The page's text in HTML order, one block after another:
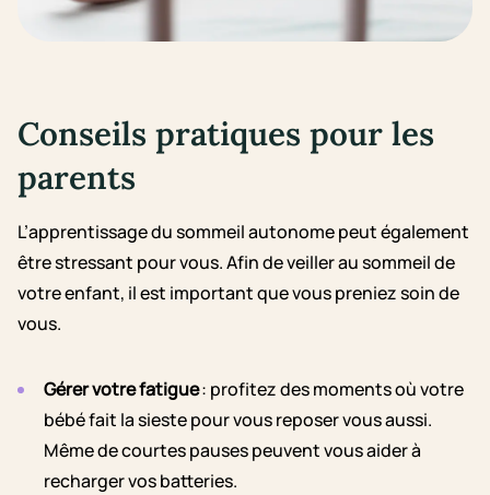
Conseils pratiques pour les
parents
L’apprentissage du sommeil autonome peut également
être stressant pour vous. Afin de veiller au sommeil de
votre enfant, il est important que vous preniez soin de
vous.
Gérer votre fatigue: profitez des moments où votre
bébé fait la sieste pour vous reposer vous aussi.
Même de courtes pauses peuvent vous aider à
recharger vos batteries.